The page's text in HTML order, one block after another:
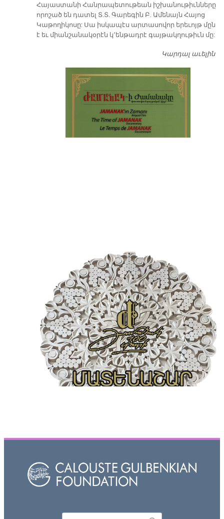
​Հայաստանի Հանրապետութեան իշխանութիւնները
որոշած են դատել Տ.Տ. Գարեգին Բ. Ամենայն Հայոց
Կաթողիկոսը: Սա իսկապէս արտասովոր երեւոյթ մըն
է եւ միանշանակօրէն կ՚ենթադրէ գայթակղութիւն մը:
Կարդալ աւելին